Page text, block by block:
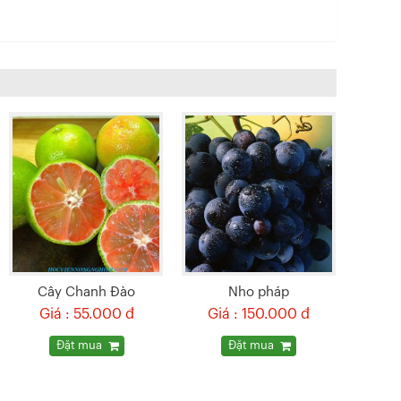
Cây Chanh Đào
Giá : 55.000 đ
Đặt mua
Nho pháp
Giá : 150.000 đ
Đặt mua